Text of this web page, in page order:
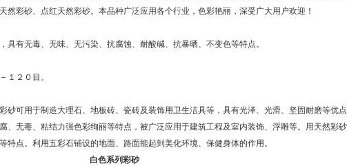
然彩砂、点红天然彩砂。本品种广泛应用各个行业，色彩艳丽，深受广大用户欢迎！
有无毒、无味、无污染、抗腐蚀、耐酸碱、抗暴晒、不变色等特点。
１２０目。
可用于制造大理石、地板砖、瓷砖及装饰用卫生洁具等，具有光泽、光滑、坚固耐磨等优
、无毒、粘结力强色彩绚丽等特点，被广泛应用于建筑工程及室内装饰、浮雕等。用天然彩
点。利用五彩石铺设的地面、路面能起到美化环境、保健身体的作用。
白色系列彩砂